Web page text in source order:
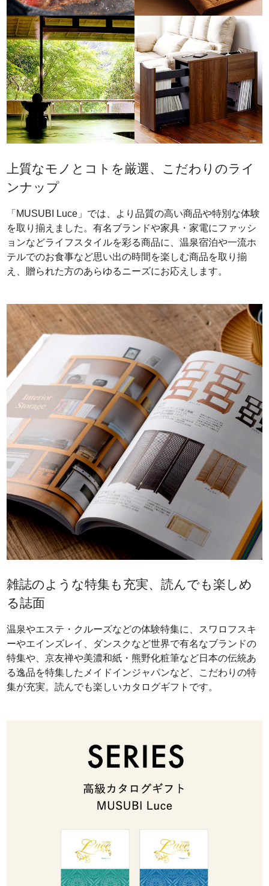
上質なモノとコトを厳選、こだわりのライ
ンナップ
「MUSUBI Luce」では、より品質の高い商品や特別な体験
を取り揃えました。有名ブランドや家具・家電にファッシ
ョンなどライフスタイルを彩る商品に、温泉宿泊や一流ホ
テルでのお食事など思い出の時間を楽しむ商品を取り揃
え、贈られた方のあらゆるニーズにお応えします。
雑誌のような特集も充実、読んでも楽しめ
る誌面
温泉やエステ・クルーズなどの体験特集に、スワロフスキ
ーやエインズレイ、ダンスクなど世界で有名なブランドの
特集や、京友禅や美濃和紙・熊野化粧筆など日本の伝統あ
る逸品を特集したメイドインジャパンなど、こだわりの特
集が充実。読んでも楽しいカタログギフトです。